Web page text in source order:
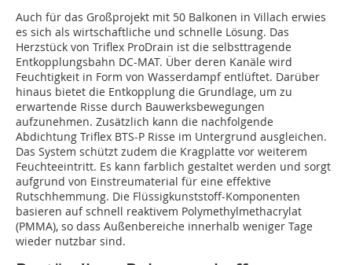
Auch für das Großprojekt mit 50 Balkonen in Villach erwies
es sich als wirtschaftliche und schnelle Lösung. Das
Herzstück von Triflex ProDrain ist die selbsttragende
Entkopplungsbahn DC-MAT. Über deren Kanäle wird
Feuchtigkeit in Form von Wasserdampf entlüftet. Darüber
hinaus bietet die Entkopplung die Grundlage, um zu
erwartende Risse durch Bauwerksbewegungen
aufzunehmen. Zusätzlich kann die nachfolgende
Abdichtung Triflex BTS-P Risse im Untergrund ausgleichen.
Das System schützt zudem die Kragplatte vor weiterem
Feuchteeintritt. Es kann farblich gestaltet werden und sorgt
aufgrund von Einstreumaterial für eine effektive
Rutschhemmung. Die Flüssigkunststoff-Komponenten
basieren auf schnell reaktivem Polymethylmethacrylat
(PMMA), so dass Außenbereiche innerhalb weniger Tage
wieder nutzbar sind.